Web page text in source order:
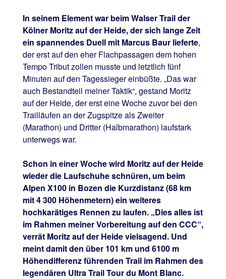
In seinem Element war beim Walser Trail der
Kölner Moritz auf der Heide, der sich lange Zeit
ein spannendes Duell mit Marcus Baur lieferte,
der erst auf den eher Flachpassagen dem hohen
Tempo Tribut zollen musste und letztlich fünf
Minuten auf den Tagessieger einbüßte. „Das war
auch Bestandteil meiner Taktik“, gestand Moritz
auf der Heide, der erst eine Woche zuvor bei den
Trailläufen an der Zugspitze als Zweiter
(Marathon) und Dritter (Halbmarathon) laufstark
unterwegs war.
Schon in einer Woche wird Moritz auf der Heide
wieder die Laufschuhe schnüren, um beim
Alpen X100 in Bozen die Kurzdistanz (68 km
mit 4 300 Höhenmetern) ein weiteres
hochkarätiges Rennen zu laufen. „Dies alles ist
im Rahmen meiner Vorbereitung auf den CCC“,
verrät Moritz auf der Heide vielsagend. Und
meint damit den über 101 km und 6100 m
Höhendifferenz führenden Trail im Rahmen des
legendären Ultra Trail Tour du Mont Blanc.